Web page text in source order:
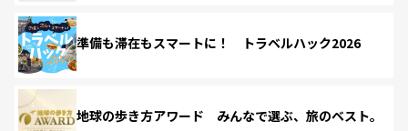
準備も滞在もスマートに！ トラベルハック2026
地球の歩き方アワード みんなで選ぶ、旅のベスト。